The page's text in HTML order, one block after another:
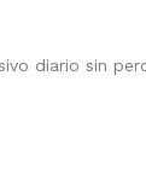
diario sin